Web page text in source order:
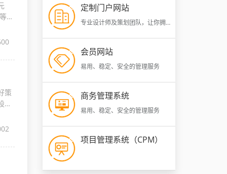
各
策
中
定制门户网站
专业设计师及策划团队，让你拥
会员网站
易用、稳定、安全的管理服务
商务管理系统
易用、稳定、安全的管理服务
项目管理系统（CPM）